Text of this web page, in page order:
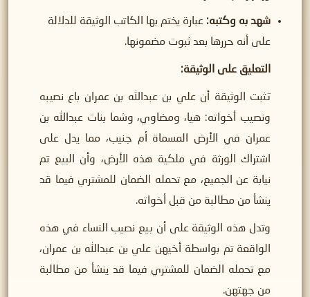
شهد به وكتبه: عبارة يختم بها الكاتب الوثيقة للدلالة
على أنه حررها بعد ثبوت مضمونها.
التعليق على الوثيقة:
تثبت الوثيقة أن علي بن عبدالله بن عمران باع نصيبه
ونصيب أخواته: هيا، ومضاوي، وشما بنات عبدالله بن
عمران في الأرض المسماة أم جنيب، مما يدل على
اشتراك الورثة في ملكية هذه الأرض، وأن البيع تم
نيابة عن الجميع، مع تحمله الضمان للمشتري فيما قد
ينشأ من مطالبة من قبل أخواته.
وتدل هذه الوثيقة على أن بيع نصيب النساء في هذه
الواقعة تم بواسطة أخيهن علي بن عبدالله بن عمران،
مع تحمله الضمان للمشتري فيما قد ينشأ من مطالبة
من جهتهن.